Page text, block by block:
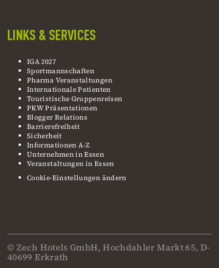
LINKS & SERVICES
IGA 2027
Sportmannschaften
Pharma Veranstaltungen
Internationale Patienten
Touristische Gruppenreisen
PKW Präsentationen
Blogger Relations
Barrierefreiheit
Sicherheit
Informationen A-Z
Unternehmen in Essen
Veranstaltungen in Essen
Cookie-Einstellungen ändern
© Zech Hotels GmbH, Hochdahler Markt 65, D-
40699 Erkrath